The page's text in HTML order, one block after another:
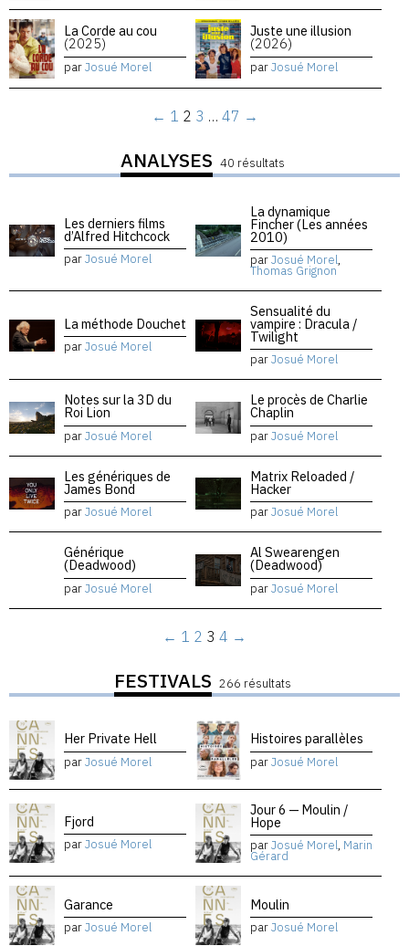
La Corde au cou
(2025)
parJosué Morel
Juste une illusion
(2026)
parJosué Morel
← 1 2 3 … 47 →
ANALYSES 40 résultats
Les derniers films
d’Alfred Hitchcock
parJosué Morel
La dynamique
Fincher (Les années
2010)
parJosué Morel,
Thomas Grignon
La méthode Douchet
parJosué Morel
Sensualité du
vampire : Dracula /
Twilight
parJosué Morel
Notes sur la 3D du
Roi Lion
parJosué Morel
Le procès de Charlie
Chaplin
parJosué Morel
Les génériques de
James Bond
parJosué Morel
Matrix Reloaded /
Hacker
parJosué Morel
Générique
(Deadwood)
parJosué Morel
Al Swearengen
(Deadwood)
parJosué Morel
← 1 2 3 4 →
FESTIVALS 266 résultats
Her Private Hell
parJosué Morel
Histoires parallèles
parJosué Morel
Fjord
parJosué Morel
Jour 6 — Moulin /
Hope
parJosué Morel, Marin
Gérard
Garance
parJosué Morel
Moulin
parJosué Morel